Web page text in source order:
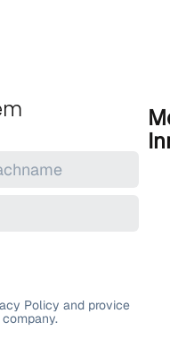
Policy and provice